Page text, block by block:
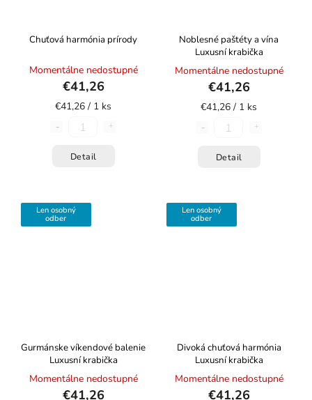
Chuťová harmónia prírody
Momentálne nedostupné
€41,26
€41,26 / 1 ks
Detail
Noblesné paštéty a vína
Luxusní krabička
Momentálne nedostupné
€41,26
€41,26 / 1 ks
Detail
Len osobný
odber
Gurmánske víkendové balenie
Luxusní krabička
Momentálne nedostupné
€41,26
Len osobný
odber
Divoká chuťová harmónia
Luxusní krabička
Momentálne nedostupné
€41,26